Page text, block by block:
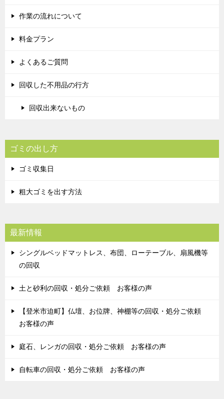
作業の流れについて
料金プラン
よくあるご質問
回収した不用品の行方
回収出来ないもの
ゴミの出し方
ゴミ収集日
粗大ゴミを出す方法
最新情報
シングルベッドマットレス、布団、ローテーブル、扇風機等
の回収
土と砂利の回収・処分ご依頼 お客様の声
【登米市迫町】仏壇、お位牌、神棚等の回収・処分ご依頼
お客様の声
庭石、レンガの回収・処分ご依頼 お客様の声
自転車の回収・処分ご依頼 お客様の声